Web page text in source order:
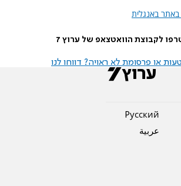
באנגלית
לקבוצת הוואטצאפ של ערוץ 7
או פרסומת לא ראויה? דווחו לנו
Pусский
عربية